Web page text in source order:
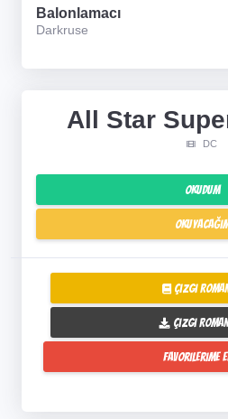
Balonlamacı
Darkruse
All Star
DC
Okudum
Çizgi
Çizgi
Favorilerime